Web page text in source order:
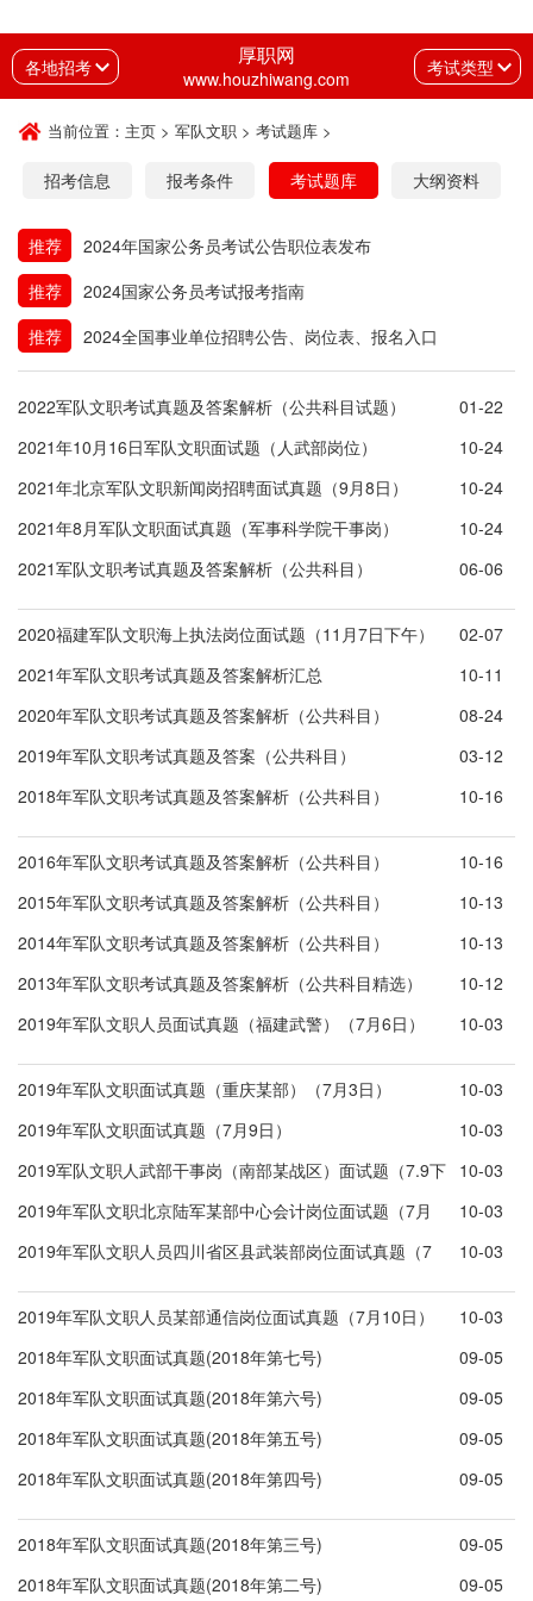
各地招考 厚职网
www.houzhiwang.com 考试类型
当前位置： 主页 > 军队文职 > 考试题库 >
招考信息 报考条件 考试题库 大纲资料
推荐
2024年国家公务员考试公告职位表发布
推荐
2024国家公务员考试报考指南
推荐
2024全国事业单位招聘公告、岗位表、报名入口
2022军队文职考试真题及答案解析（公共科目试题）
01-22
2021年10月16日军队文职面试题（人武部岗位）
10-24
2021年北京军队文职新闻岗招聘面试真题（9月8日）
10-24
2021年8月军队文职面试真题（军事科学院干事岗）
10-24
2021军队文职考试真题及答案解析（公共科目）
06-06
2020福建军队文职海上执法岗位面试题（11月7日下午）
02-07
2021年军队文职考试真题及答案解析汇总
10-11
2020年军队文职考试真题及答案解析（公共科目）
08-24
2019年军队文职考试真题及答案（公共科目）
03-12
2018年军队文职考试真题及答案解析（公共科目）
10-16
2016年军队文职考试真题及答案解析（公共科目）
10-16
2015年军队文职考试真题及答案解析（公共科目）
10-13
2014年军队文职考试真题及答案解析（公共科目）
10-13
2013年军队文职考试真题及答案解析（公共科目精选）
10-12
2019年军队文职人员面试真题（福建武警）（7月6日）
10-03
2019年军队文职面试真题（重庆某部）（7月3日）
10-03
2019年军队文职面试真题（7月9日）
10-03
2019军队文职人武部干事岗（南部某战区）面试题（7.9下
午）
10-03
2019年军队文职北京陆军某部中心会计岗位面试题（7月
11日）
10-03
2019年军队文职人员四川省区县武装部岗位面试真题（7
10-03
2019年军队文职人员某部通信岗位面试真题（7月10日）
10-03
2018年军队文职面试真题(2018年第七号)
09-05
2018年军队文职面试真题(2018年第六号)
09-05
2018年军队文职面试真题(2018年第五号)
09-05
2018年军队文职面试真题(2018年第四号)
09-05
2018年军队文职面试真题(2018年第三号)
09-05
2018年军队文职面试真题(2018年第二号)
09-05